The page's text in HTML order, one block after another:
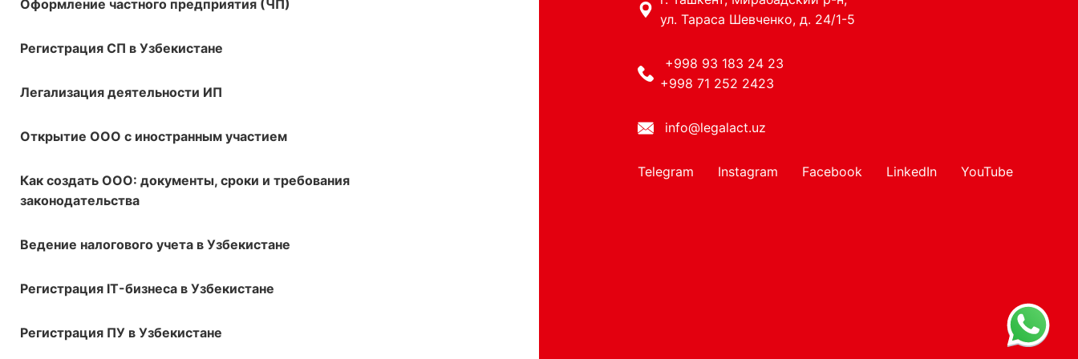
Оформление частного предприятия (ЧП)
Регистрация СП в Узбекистане
Легализация деятельности ИП
Открытие ООО с иностранным участием
Как создать ООО: документы, сроки и требования
законодательства
Ведение налогового учета в Узбекистане
Регистрация IT-бизнеса в Узбекистане
Регистрация ПУ в Узбекистане
ул. Тараса Шевченко, д. 24/1-5
+998 93 183 24 23
+998 71 252 2423
info@legalact.uz
Telegram Instagram Facebook LinkedIn YouTube